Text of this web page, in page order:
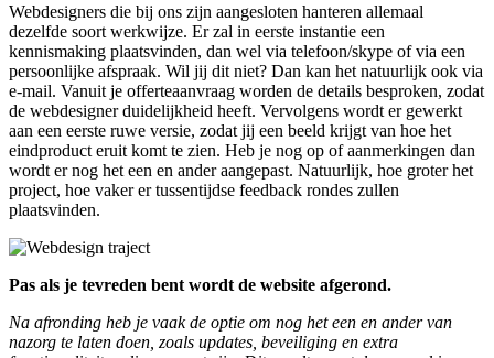
Webdesigners die bij ons zijn aangesloten hanteren allemaal
dezelfde soort werkwijze. Er zal in eerste instantie een
kennismaking plaatsvinden, dan wel via telefoon/skype of via een
persoonlijke afspraak. Wil jij dit niet? Dan kan het natuurlijk ook via
e-mail. Vanuit je offerteaanvraag worden de details besproken, zodat
de webdesigner duidelijkheid heeft. Vervolgens wordt er gewerkt
aan een eerste ruwe versie, zodat jij een beeld krijgt van hoe het
eindproduct eruit komt te zien. Heb je nog op of aanmerkingen dan
wordt er nog het een en ander aangepast. Natuurlijk, hoe groter het
project, hoe vaker er tussentijdse feedback rondes zullen
plaatsvinden.
Pas als je tevreden bent wordt de website afgerond.
Na afronding heb je vaak de optie om nog het een en ander van
nazorg te laten doen, zoals updates, beveiliging en extra